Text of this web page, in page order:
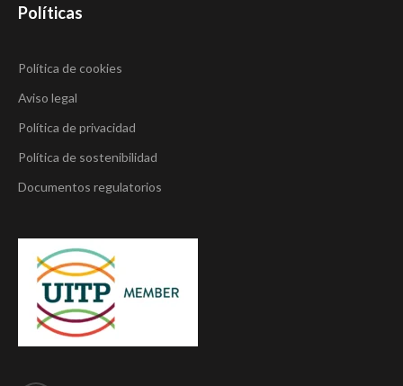
Políticas
Política de cookies
Aviso legal
Política de privacidad
Política de sostenibilidad
Documentos regulatorios